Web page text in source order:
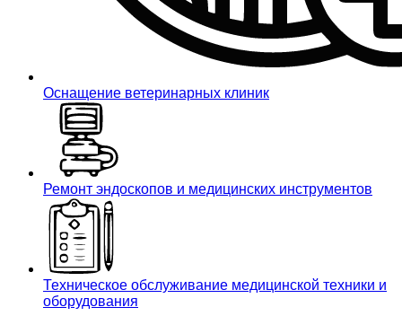
Оснащение ветеринарных клиник
Ремонт эндоскопов и медицинских инструментов
Техническое обслуживание медицинской техники и
оборудования